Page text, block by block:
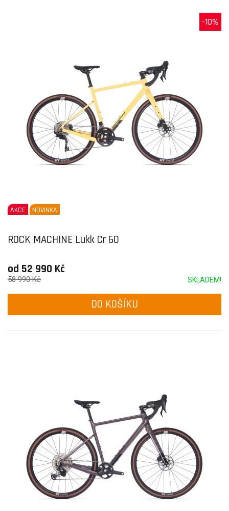
-10%
AKCE NOVINKA
ROCK MACHINE Lukk Cr 60
od 52 990 Kč
SKLADEM!
58 990 Kč
DO KOŠÍKU